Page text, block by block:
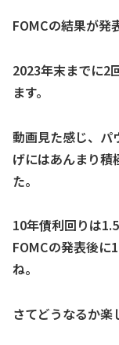
FOMCの結果が発
2023年末までに2
ます。
動画見た感じ、パ
げにはあんまり積
た。
10年債利回りは
FOMCの発表後に
ね。
さてどうなるか楽